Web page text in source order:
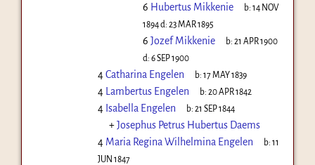
6 Hubertus Mikkenie b:14 NOV
1894d: 23 MAR 1895
6 Jozef Mikkenie b:21 APR 1900
d: 6 SEP 1900
4Catharina Engelen b:17 MAY 1839
4 Lambertus Engelen b:20 APR 1842
4 Isabella Engelen b:21 SEP 1844
+Josephus Petrus Hubertus Daems
4 Maria Regina Wilhelmina Engelen b:11
JUN 1847